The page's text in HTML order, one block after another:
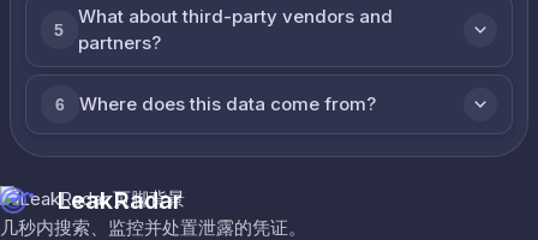
5
What about third-party vendors and
partners?
6 Where does this data come from?
LeakRadar
几秒内搜索、监控并处置泄露的凭证。